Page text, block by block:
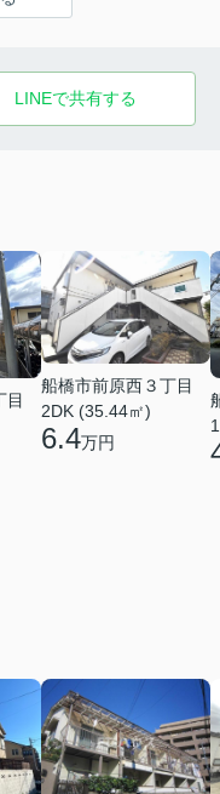
LINEで共有する
目
船橋市前原西３丁目
2DK (35.44㎡)
6.4万円